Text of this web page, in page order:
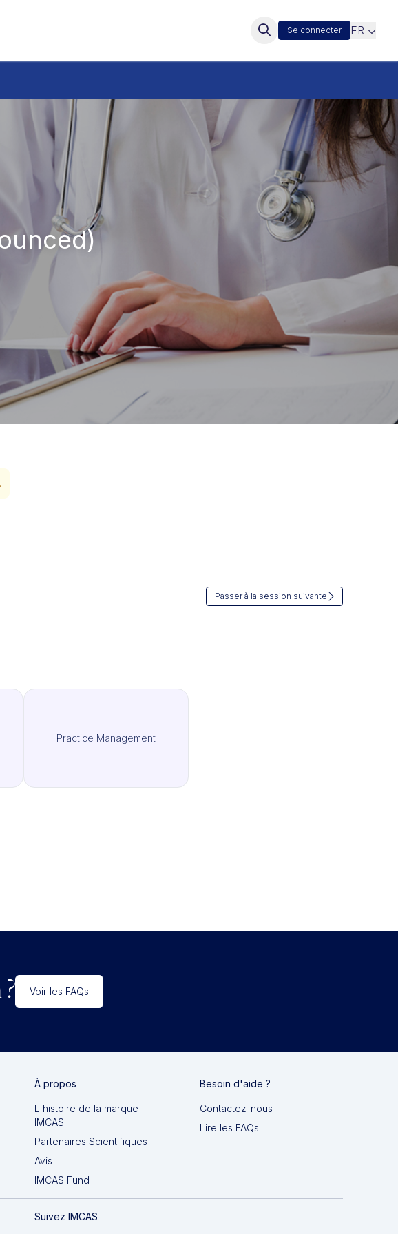
Se connecter FR
Passer à la session suivante
Practice Management
Voir les FAQs
À propos
L'histoire de la marque
IMCAS
Partenaires Scientifiques
Avis
IMCAS Fund
Besoin d'aide ?
Contactez-nous
Lire les FAQs
Suivez IMCAS